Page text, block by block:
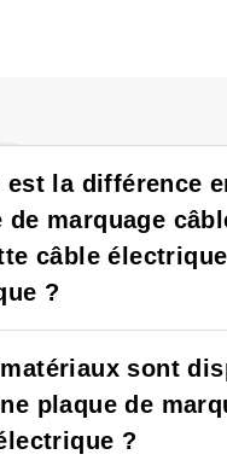
est la différence
de marquage
câble électrique
?
sont
plaque de
?